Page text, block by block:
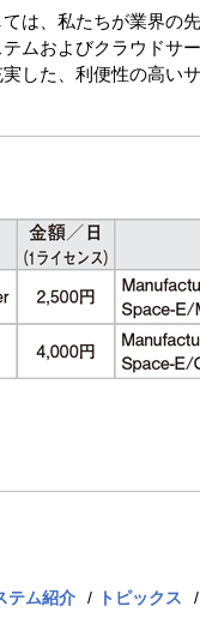
は、私たちが業界の
ムおよびクラウドサ
した、利便性の高い
テム紹介 トピックス